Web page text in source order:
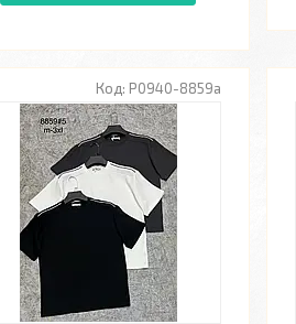
P0940-8859a